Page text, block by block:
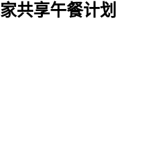
共享午餐计划